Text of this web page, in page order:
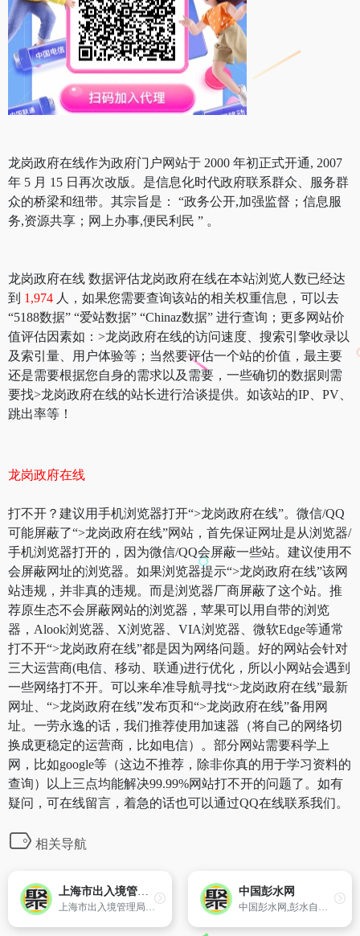
龙岗政府在线作为政府门户网站于 2000 年初正式开通, 2007
年 5 月 15 日再次改版。是信息化时代政府联系群众、服务群
众的桥梁和纽带。其宗旨是： “政务公开,加强监督；信息服
务,资源共享；网上办事,便民利民 ” 。
龙岗政府在线 数据评估龙岗政府在线在本站浏览人数已经达
到 1,974 人，如果您需要查询该站的相关权重信息，可以去
“5188数据” “爱站数据” “Chinaz数据” 进行查询；更多网站价
值评估因素如：>龙岗政府在线的访问速度、搜索引擎收录以
及索引量、用户体验等；当然要评估一个站的价值，最主要
还是需要根据您自身的需求以及需要，一些确切的数据则需
要找>龙岗政府在线的站长进行洽谈提供。如该站的IP、PV、
跳出率等！
龙岗政府在线
打不开？建议用手机浏览器打开“>龙岗政府在线”。微信/QQ
可能屏蔽了“>龙岗政府在线”网站，首先保证网址是从浏览器/
手机浏览器打开的，因为微信/QQ会屏蔽一些站。建议使用不
会屏蔽网址的浏览器。如果浏览器提示“>龙岗政府在线”该网
站违规，并非真的违规。而是浏览器厂商屏蔽了这个站。推
荐原生态不会屏蔽网站的浏览器，苹果可以用自带的浏览
器，Alook浏览器、X浏览器、VIA浏览器、微软Edge等通常
打不开“>龙岗政府在线”都是因为网络问题。好的网站会针对
三大运营商(电信、移动、联通)进行优化，所以小网站会遇到
一些网络打不开。可以来牟准导航寻找“>龙岗政府在线”最新
网址、“>龙岗政府在线”发布页和“>龙岗政府在线”备用网
址。一劳永逸的话，我们推荐使用加速器（将自己的网络切
换成更稳定的运营商，比如电信）。部分网站需要科学上
网，比如google等（这边不推荐，除非你真的用于学习资料的
查询）以上三点均能解决99.99%网站打不开的问题了。如有
疑问，可在线留言，着急的话也可以通过QQ在线联系我们。
相关导航
上海市出入境管理局电子政务平台
上海市出入境管理局电子政务平台
中国彭水网
中国彭水网,彭水自治县新闻门户网站,以新闻报道的权威性、及时性、多样性为特色,在网民中树立起了权威视媒、民生网站的形象,拥有彭水县新快的新闻资讯。